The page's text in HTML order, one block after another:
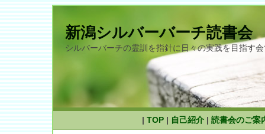
新潟シルバーバーチ読書会
シルバーバーチの霊訓を指針に日々の実践を目指す
| TOP | 自己紹介 | 読書会のご案